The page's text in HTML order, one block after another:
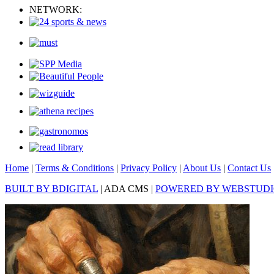
NETWORK:
Home | Terms & Conditions | Privacy Policy | About Us | Contact Us
BUILT BY BDIGITAL | ADA CMS | POWERED BY